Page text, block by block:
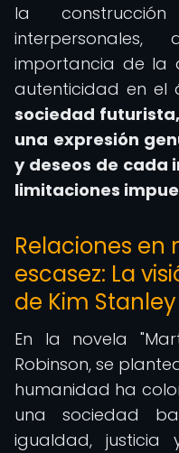
la
importancia de la
autenticidad en el
sociedad
una expresión
y deseos de cada
limitaciones
Relaciones en
escasez: La
de Kim
En la novela
Robinson, se
humanidad ha
una sociedad
igualdad, justicia